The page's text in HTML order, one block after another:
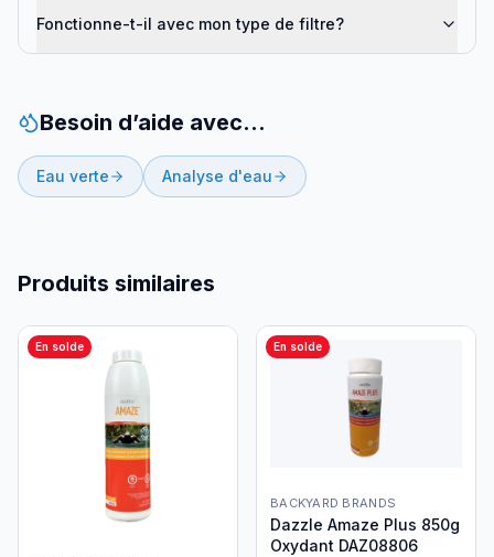
Fonctionne-t-il avec mon type de filtre?
Besoin d’aide avec…
Eau verte Analyse d'eau
Produits similaires
En solde En solde
BACKYARD BRANDS
Dazzle Amaze Plus 850g
Oxydant DAZ08806